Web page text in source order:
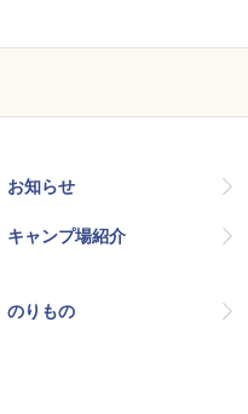
お知らせ
キャンプ場紹介
のりもの